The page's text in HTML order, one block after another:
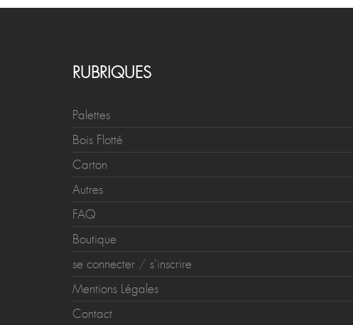
RUBRIQUES
Palettes
Bois Flotté
Carton
Autres
FAQ
Boutique
se connecter / s'inscrire
Mentions Légales
Contact